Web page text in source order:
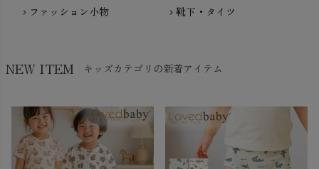
chevron_right ファッション小物 chevron_right 靴下・タイツ
NEW ITEM キッズカテゴリの新着アイテム